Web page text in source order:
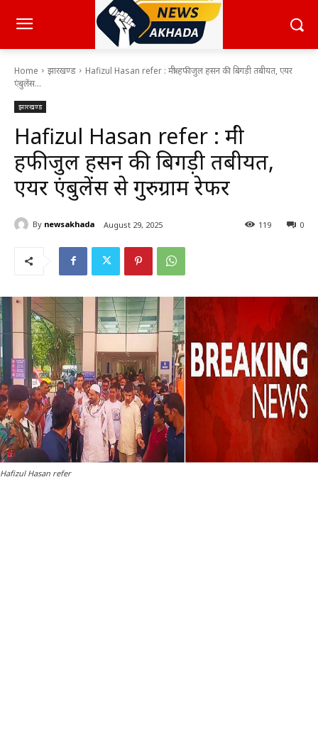
Home झारखण्ड
Hafizul Hasan refer : मंत्री हफीजुल हसन की बिगड़ी तबीयत, एयर
एंबुलेंस...
झारखण्ड
Hafizul Hasan refer : मंत्री
हफीजुल हसन की बिगड़ी तबीयत,
एयर एंबुलेंस से गुरुग्राम रेफर
By newsakhada August 29, 2025 0
119
Hafizul Hasan refer